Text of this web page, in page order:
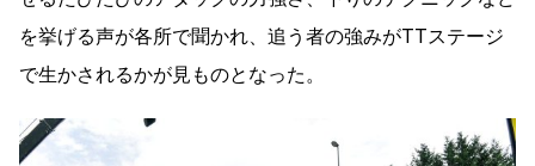
を挙げる声が各所で聞かれ、追う者の強みがTTステージ
で生かされるかが見ものとなった。